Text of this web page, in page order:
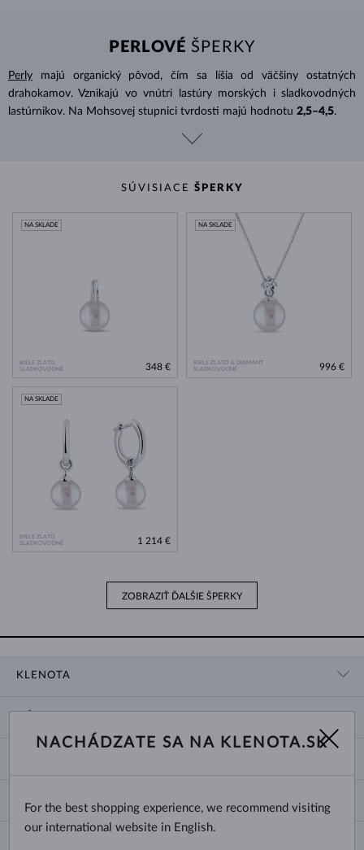
PERLOVÉ ŠPERKY
Perly
majú organický pôvod, čím sa líšia od väčšiny ostatných
drahokamov. Vznikajú vo vnútri lastúry morských i sladkovodných
lastúrnikov. Na Mohsovej stupnici tvrdosti majú hodnotu 2,5–4,5.
SÚVISIACE ŠPERKY
BIELE ZLATO
SLADKOVODNÉ
NA SKLADE
348 €
BIELE ZLATO & DIAMANT
SLADKOVODNÉ
NA SKLADE
996 €
BIELE ZLATO
SLADKOVODNÉ
NA SKLADE
1 214 €
ZOBRAZIŤ ĎALŠIE ŠPERKY
KLENOTA
O NÁS
DODANIE A PLATBA ZA TOVAR
VÝBER SVADOBNÝCH OBRÚČOK
CERTIFIKÁTY PRAVOSTI
TYPY A DĹŽKY RETIAZOK
DĹŽKY NÁRAMKOV
Slovensko
NACHÁDZATE SA NA KLENOTA.SK
For the best shopping experience, we recommend visiting
our international website in English.